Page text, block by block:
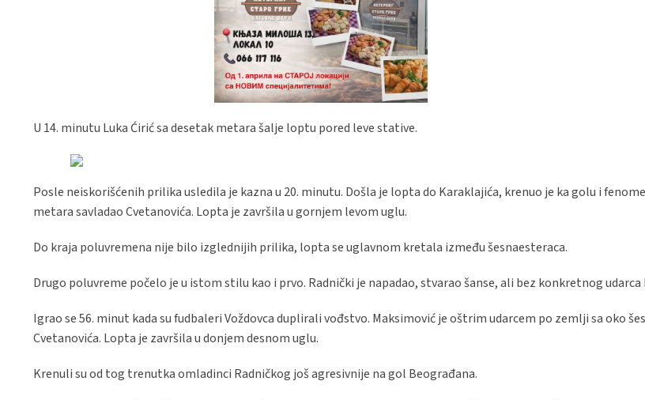
U 14. minutu Luka Ćirić sa desetak metara šalje loptu pored leve stative.
Posle neiskorišćenih prilika usledila je kazna u 20. minutu. Došla je lopta do Karaklajića, krenuo je ka golu i
metara savladao Cvetanovića. Lopta je završila u gornjem levom uglu.
Do kraja poluvremena nije bilo izglednijih prilika, lopta se uglavnom kretala između šesnaesteraca.
Drugo poluvreme počelo je u istom stilu kao i prvo. Radnički je napadao, stvarao šanse, ali bez konkretnog
Igrao se 56. minut kada su fudbaleri Voždovca duplirali vođstvo. Maksimović je oštrim udarcem po zemlji sa oko
Cvetanovića. Lopta je završila u donjem desnom uglu.
Krenuli su od tog trenutka omladinci Radničkog još agresivnije na gol Beograđana.